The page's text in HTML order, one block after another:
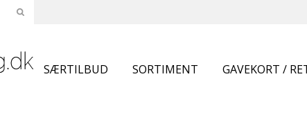
SÆRTILBUD SORTIMENT GAVEKORT /